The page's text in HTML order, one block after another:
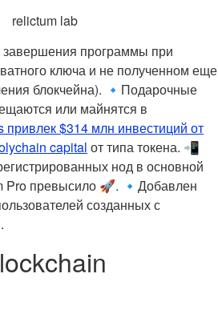
программы при
ключа и не полученном еще
блокчейна). 🔹Подарочные
или майнятся в
привлек $314 млн инвестиций от
capital от типа токена. 📲
нод в основной
Pro превысило 🚀. 🔹Добавлен
созданных с